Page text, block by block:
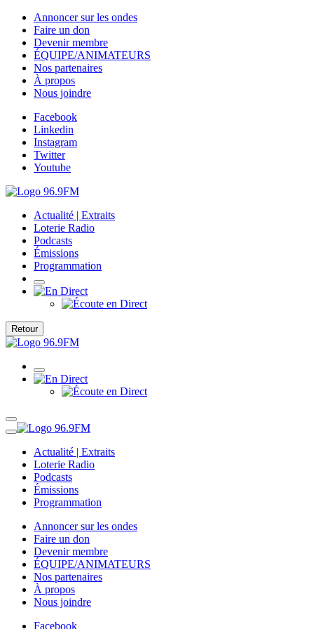
Annoncer sur les ondes
Faire un don
Devenir membre
ÉQUIPE/ANIMATEURS
Nos partenaires
À propos
Nous joindre
Facebook
Linkedin
Instagram
Twitter
Youtube
Actualité | Extraits
Loterie Radio
Podcasts
Émissions
Programmation
Retour
Actualité | Extraits
Loterie Radio
Podcasts
Émissions
Programmation
Annoncer sur les ondes
Faire un don
Devenir membre
ÉQUIPE/ANIMATEURS
Nos partenaires
À propos
Nous joindre
Facebook